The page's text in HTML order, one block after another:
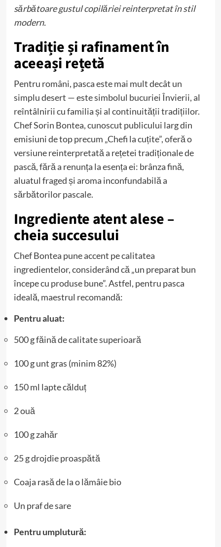
sărbătoare gustul copilăriei reinterpretat în stil
modern.
Tradiție și rafinament în
aceeași rețetă
Pentru români, pasca este mai mult decât un
simplu desert — este simbolul bucuriei Învierii, al
reîntâlnirii cu familia și al continuității tradițiilor.
Chef Sorin Bontea, cunoscut publicului larg din
emisiuni de top precum „Chefi la cuțite”, oferă o
versiune reinterpretată a rețetei tradiționale de
pască, fără a renunța la esența ei: brânza fină,
aluatul fraged și aroma inconfundabilă a
sărbătorilor pascale.
Ingrediente atent alese –
cheia succesului
Chef Bontea pune accent pe calitatea
ingredientelor, considerând că „un preparat bun
începe cu produse bune”. Astfel, pentru pasca
ideală, maestrul recomandă:
Pentru aluat:
500 g făină de calitate superioară
100 g unt gras (minim 82%)
150 ml lapte călduț
2 ouă
100 g zahăr
25 g drojdie proaspătă
Coaja rasă de la o lămâie bio
Un praf de sare
Pentru umplutură: